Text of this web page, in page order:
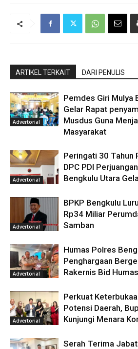
ARTIKEL TERKAIT DARI PENULIS
Advertorial
Pemdes Giri Mulya
Gelar Rapat
Musdus Guna
Masyarakat
Advertorial
Peringati 30 Tahun
DPC PDI
Bengkulu Utara
Advertorial
BPKP Bengkulu
Rp34 Miliar
Samban
Advertorial
Humas Polres
Penghargaan
Rakernis Bid
Advertorial
Perkuat
Potensi Daerah,
Kunjungi Menara
Serah Terima